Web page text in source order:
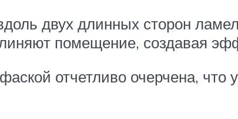
двух длинных сторон
помещение, создавая
отчетливо очерчена, что